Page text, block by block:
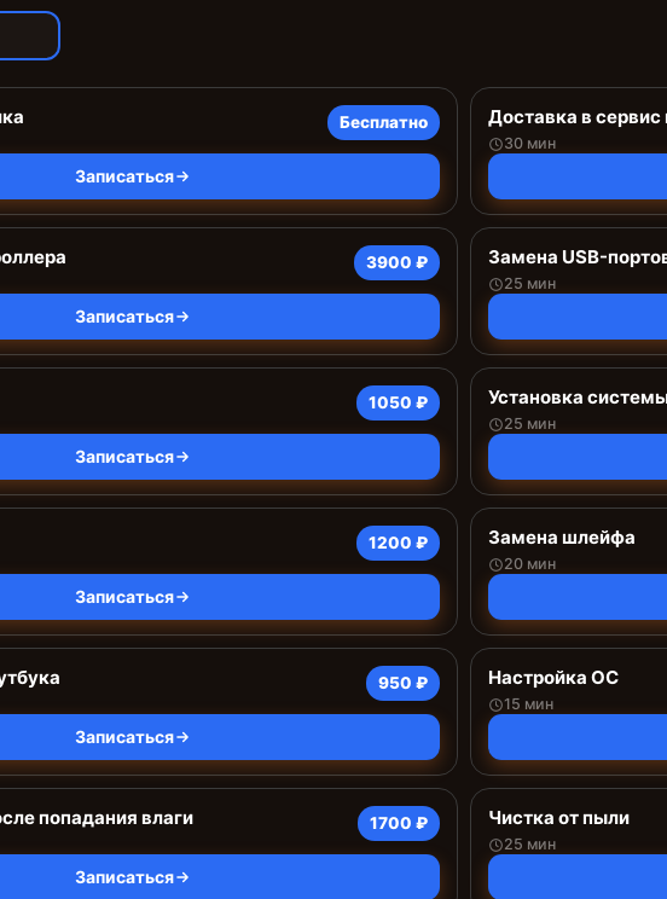
Бесплатно
Записаться
Доставка в сервис
30 мин
3900 ₽
Записаться
Замена USB-
25 мин
1050 ₽
Записаться
Установка
25 мин
1200 ₽
Записаться
Замена шлейфа
20 мин
950 ₽
Записаться
Настройка ОС
15 мин
попадания влаги 1700 ₽
Записаться
Чистка от пыли
25 мин